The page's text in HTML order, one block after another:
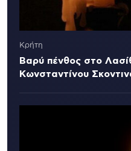
Κρήτη
Βαρύ πένθος στο
Κωνσταντίνου